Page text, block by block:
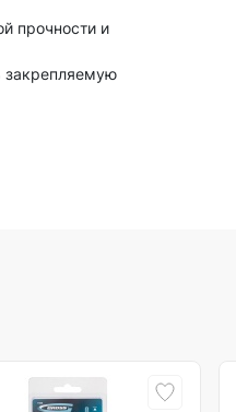
прочности и
закрепляемую